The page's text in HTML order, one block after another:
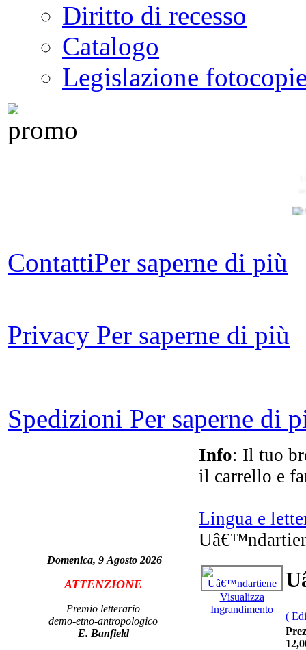
Diritto di recesso
Catalogo
Legislazione
ContattiPer saperne di più
Privacy Per saperne di più
Spedizioni Per saperne di
Domenica, 9 Agosto 2026
ATTENZIONE
Premio letterario
demo-etno-antropologico
E. Banfield
Info: Il tuo
il carrello e
Lingua e
Visualizza
Ingrandimento
(